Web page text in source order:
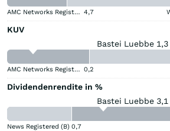
AMC Networks Registered (A) 4,7
KUV
Bastei Luebbe 1,3
AMC Networks Registered (A) 0,2
Dividendenrendite in %
Bastei Luebbe 3,1
News Registered (B) 0,7